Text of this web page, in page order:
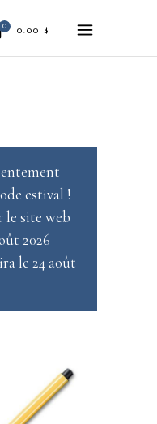
0 0.00 $
estival !
le site web
2026
le 24 août